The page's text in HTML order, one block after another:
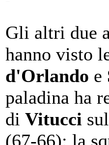
Gli altri due
hanno visto
d'Orlando e
paladina ha
di Vitucci
(67-66): la